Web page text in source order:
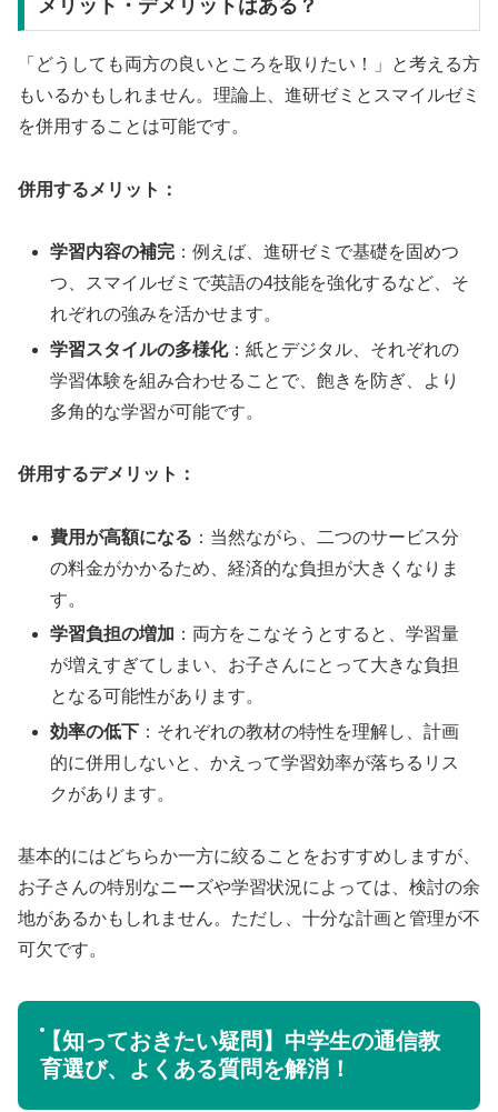
メリット・デメリットはある？
「どうしても両方の良いところを取りたい！」と考える方
もいるかもしれません。理論上、進研ゼミとスマイルゼミ
を併用することは可能です。
併用するメリット：
学習内容の補完 ：例えば、進研ゼミで基礎を固めつ
つ、スマイルゼミで英語の4技能を強化するなど、そ
れぞれの強みを活かせます。
学習スタイルの多様化：紙とデジタル、それぞれの
学習体験を組み合わせることで、飽きを防ぎ、より
多角的な学習が可能です。
併用するデメリット：
費用が高額になる ：当然ながら、二つのサービス分
の料金がかかるため、経済的な負担が大きくなりま
す。
学習負担の増加 ：両方をこなそうとすると、学習量
が増えすぎてしまい、お子さんにとって大きな負担
となる可能性があります。
効率の低下 ：それぞれの教材の特性を理解し、計画
的に併用しないと、かえって学習効率が落ちるリス
クがあります。
基本的にはどちらか一方に絞ることをおすすめしますが、
お子さんの特別なニーズや学習状況によっては、検討の余
地があるかもしれません。ただし、十分な計画と管理が不
可欠です。
【知っておきたい疑問】中学生の通信教
育選び、よくある質問を解消！